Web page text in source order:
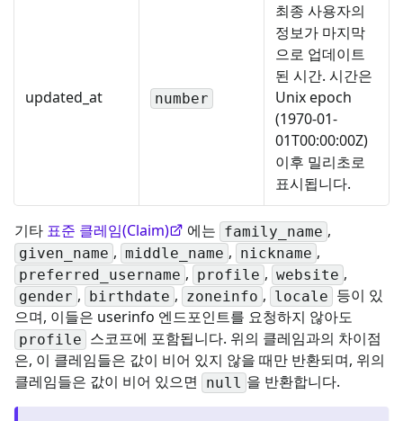
updated_at number
최종 사용자의
정보가 마지막
으로 업데이트
된 시간. 시간은
Unix epoch
(1970-01-
01T00:00:00Z)
이후 밀리초로
표시됩니다.
기타 표준 클레임(Claim) 에는 family_name ,
given_name , middle_name , nickname ,
preferred_username , profile , website ,
gender , birthdate , zoneinfo , locale 등이 있
으며, 이들은 userinfo 엔드포인트를 요청하지 않아도
profile 스코프에 포함됩니다. 위의 클레임과의 차이점
은, 이 클레임들은 값이 비어 있지 않을 때만 반환되며, 위의
클레임들은 값이 비어 있으면
null 을 반환합니다.